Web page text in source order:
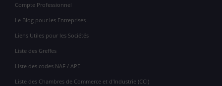
Compte Professionnel
Le Blog pour les Entreprises
Liens Utiles pour les Sociétés
Liste des Greffes
Liste des codes NAF / APE
Liste des Chambres de Commerce et d'Industrie (CCI)